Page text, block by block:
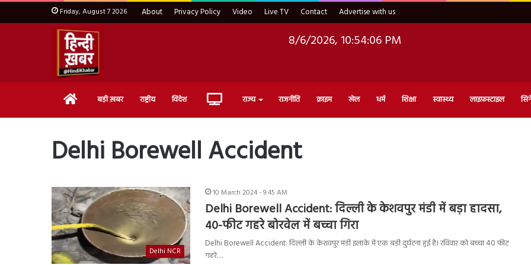
Friday, August 7 2026 About Privacy Policy Video Live TV Contact Advertise with us
8/6/2026, 10:54:07 PM
Home बड़ी ख़बर राष्ट्रीय विदेश Live राज्य राजनीति क्राइम खेल धर्म शिक्षा स्वास्थ्य लाइफ़स्टाइल
Delhi Borewell Accident
Delhi NCR
10 March 2024 - 9:45 AM
Delhi Borewell Accident: दिल्ली के केशवपुर मंडी में बड़ा हादसा,
40-फीट गहरे बोरवेल में बच्चा गिरा
Delhi Borewell Accident: दिल्ली के केशवपुर मंडी इलाके में एक बड़ी दुर्घटना हुई है। रविवार को बच्चा 40 फीट
गहरे…